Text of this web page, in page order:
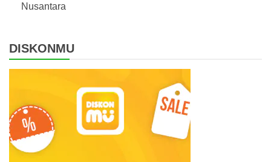
Nusantara
DISKONMU